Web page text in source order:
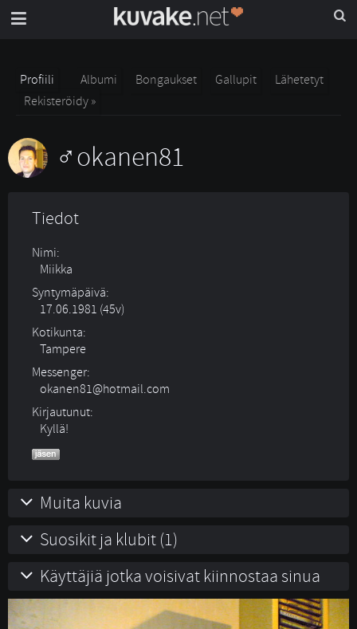
Profiili Albumi Bongaukset Gallupit
Lähetetyt
Rekisteröidy »
okanen81
Tiedot
Nimi:
Miikka
Syntymäpäivä:
17.06.1981 (45v)
Kotikunta:
Tampere
Messenger:
okanen81@hotmail.com
Kirjautunut:
Kyllä!
Muita kuvia
Suosikit ja klubit (1)
Käyttäjiä jotka voisivat kiinnostaa sinua